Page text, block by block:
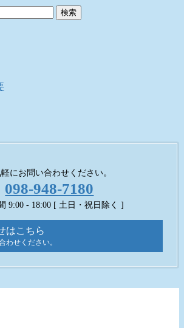
にお問い合わせください。
098-948-7180
9:00 - 18:00 [ 土日・祝日除く ]
はこちら
わせください。